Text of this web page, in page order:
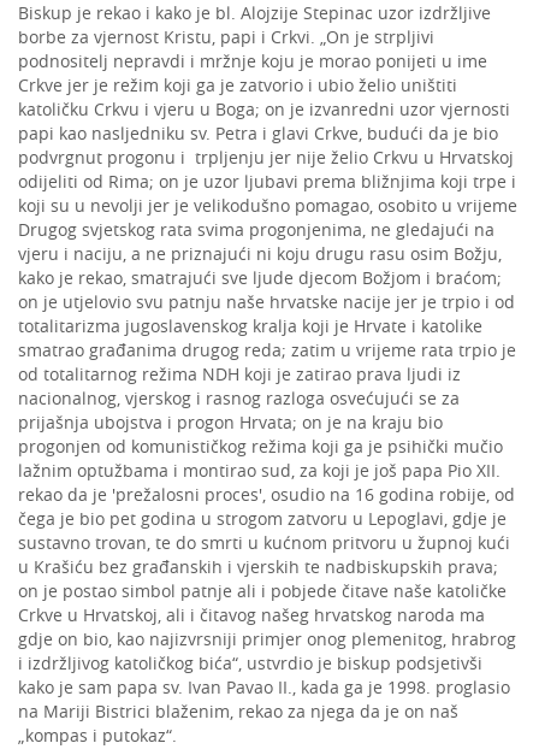
Biskup je rekao i kako je bl. Alojzije Stepinac uzor izdržljive
borbe za vjernost Kristu, papi i Crkvi. „On je strpljivi
podnositelj nepravdi i mržnje koju je morao ponijeti u ime
Crkve jer je režim koji ga je zatvorio i ubio želio uništiti
katoličku Crkvu i vjeru u Boga; on je izvanredni uzor vjernosti
papi kao nasljedniku sv. Petra i glavi Crkve, budući da je bio
podvrgnut progonu i trpljenju jer nije želio Crkvu u Hrvatskoj
odijeliti od Rima; on je uzor ljubavi prema bližnjima koji trpe i
koji su u nevolji jer je velikodušno pomagao, osobito u vrijeme
Drugog svjetskog rata svima progonjenima, ne gledajući na
vjeru i naciju, a ne priznajući ni koju drugu rasu osim Božju,
kako je rekao, smatrajući sve ljude djecom Božjom i braćom;
on je utjelovio svu patnju naše hrvatske nacije jer je trpio i od
totalitarizma jugoslavenskog kralja koji je Hrvate i katolike
smatrao građanima drugog reda; zatim u vrijeme rata trpio je
od totalitarnog režima NDH koji je zatirao prava ljudi iz
nacionalnog, vjerskog i rasnog razloga osvećujući se za
prijašnja ubojstva i progon Hrvata; on je na kraju bio
progonjen od komunističkog režima koji ga je psihički mučio
lažnim optužbama i montirao sud, za koji je još papa Pio XII.
rekao da je 'prežalosni proces', osudio na 16 godina robije, od
čega je bio pet godina u strogom zatvoru u Lepoglavi, gdje je
sustavno trovan, te do smrti u kućnom pritvoru u župnoj kući
u Krašiću bez građanskih i vjerskih te nadbiskupskih prava;
on je postao simbol patnje ali i pobjede čitave naše katoličke
Crkve u Hrvatskoj, ali i čitavog našeg hrvatskog naroda ma
gdje on bio, kao najizvrsniji primjer onog plemenitog, hrabrog
i izdržljivog katoličkog bića“, ustvrdio je biskup podsjetivši
kako je sam papa sv. Ivan Pavao II., kada ga je 1998. proglasio
na Mariji Bistrici blaženim, rekao za njega da je on naš
„kompas i putokaz“.